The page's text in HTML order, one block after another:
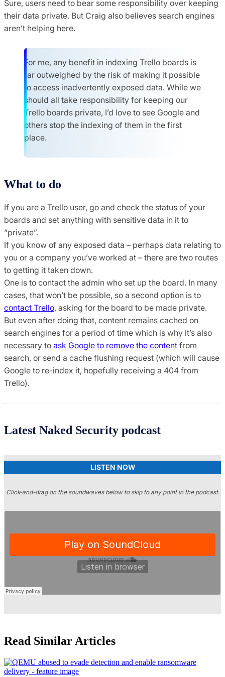
Sure, users need to bear some responsibility over keeping
their data private. But Craig also believes search engines
aren’t helping here.
For me, any benefit in indexing Trello boards is
far outweighed by the risk of making it possible
to access inadvertently exposed data. While we
should all take responsibility for keeping our
Trello boards private, I’d love to see Google and
others stop the indexing of them in the first
place.
What to do
If you are a Trello user, go and check the status of your
boards and set anything with sensitive data in it to
“private”.
If you know of any exposed data – perhaps data relating to
you or a company you’ve worked at – there are two routes
to getting it taken down.
One is to contact the admin who set up the board. In many
cases, that won’t be possible, so a second option is to
contact Trello, asking for the board to be made private.
But even after doing that, content remains cached on
search engines for a period of time which is why it’s also
necessary to ask Google to remove the content from
search, or send a cache flushing request (which will cause
Google to re-index it, hopefully receiving a 404 from
Trello).
Latest Naked Security podcast
LISTEN NOW
Click-and-drag on the soundwaves below to skip to any point in the podcast.
Read Similar Articles